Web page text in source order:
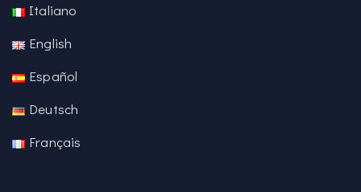
Italiano
English
Español
Deutsch
Français